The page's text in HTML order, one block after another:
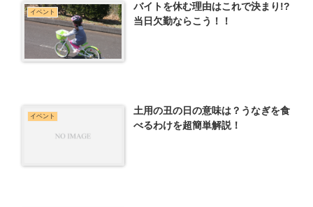
イベント
バイトを休む理由はこれで決まり!?
当日欠勤ならこう！！
イベント
土用の丑の日の意味は？うなぎを食
べるわけを超簡単解説！